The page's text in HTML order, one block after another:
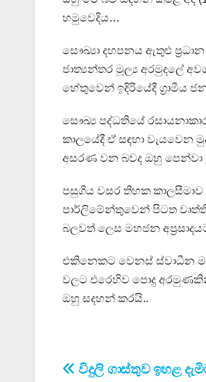
හමුවෙදිය…
සෞඛ්‍යා දහපනය ඇතුළු
ජාත්‍යන්තර මූල්‍ය අරමුදලේ
හේතුවෙන් ඉදිරියේදී ග්‍රාමීය
සෞඛ්‍ය පද්ධතියේ
කාලයේදී ඒ සඳහා වැයවෙන
අසරණ වන බවද ඔහු පෙන්වා
පසුගිය වසර තිහක
පාර්ලිමේන්තුවෙන් පිටත
බලවත් ලෙස මහජන
එකිනෙකට වෙනස් ස්වාධීන
වලට එරෙහිව පොදු
ඔහු සදහන් කරයි..
Post
විදුලි ගාස්තුව ඉහළ